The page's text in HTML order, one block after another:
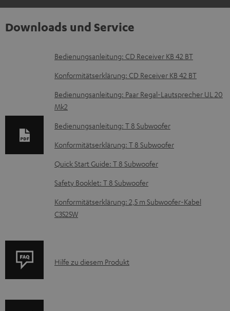
Downloads und Service
D
o
u
e
n
t
e
z
u
e
Bedienungsanleitung: CD Receiver KB 42 BT
Konformitätserklärung: CD Receiver KB 42 BT
Bedienungsanleitung: Paar Regal-Lautsprecher UL 20
Mk2
Bedienungsanleitung: T 8 Subwoofer
Konformitätserklärung: T 8 Subwoofer
Quick Start Guide: T 8 Subwoofer
Safety Booklet: T 8 Subwoofer
Konformitätserklärung: 2,5 m Subwoofer-Kabel
C3525W
P
Hilfe zu diesem Produkt